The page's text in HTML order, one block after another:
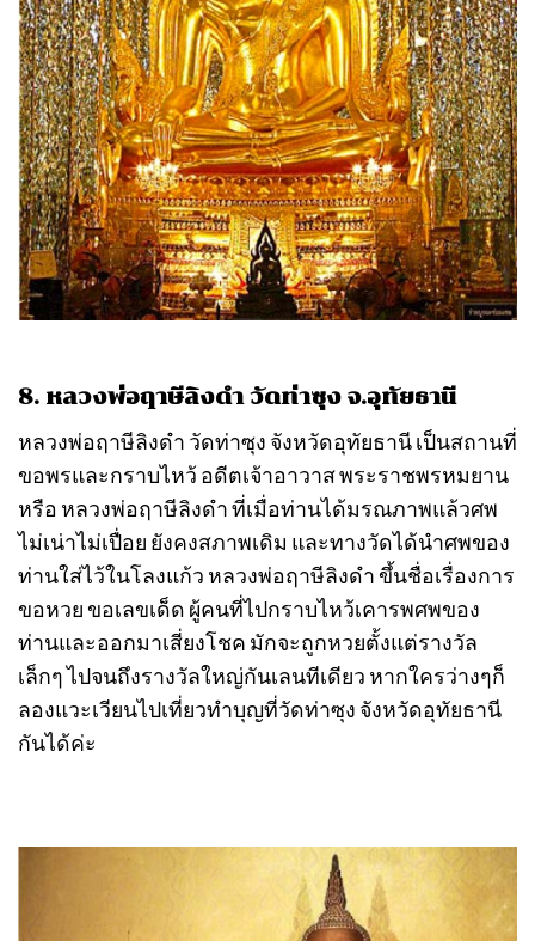
8. หลวงพ่อฤาษีลิงดำ วัดท่าซุง จ.อุทัยธานี
หลวงพ่อฤาษีลิงดำ วัดท่าซุง จังหวัดอุทัยธานี เป็นสถานที่
ขอพรและกราบไหว้ อดีตเจ้าอาวาส พระราชพรหมยาน
หรือ หลวงพ่อฤาษีลิงดำ ที่เมื่อท่านได้มรณภาพแล้วศพ
ไม่เน่าไม่เปื่อย ยังคงสภาพเดิม และทางวัดได้นำศพของ
ท่านใส่ไว้ในโลงแก้ว หลวงพ่อฤาษีลิงดำ ขึ้นชื่อเรื่องการ
ขอหวย ขอเลขเด็ด ผู้คนที่ไปกราบไหว้เคารพศพของ
ท่านและออกมาเสี่ยงโชค มักจะถูกหวยตั้งแต่รางวัล
เล็กๆ ไปจนถึงรางวัลใหญ่กันเลนทีเดียว หากใครว่างๆก็
ลองแวะเวียนไปเที่ยวทำบุญที่วัดท่าซุง จังหวัดอุทัยธานี
กันได้ค่ะ